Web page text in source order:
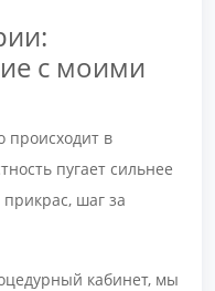
с моими
происходит в
пугает сильнее
прикрас, шаг за
кабинет, мы